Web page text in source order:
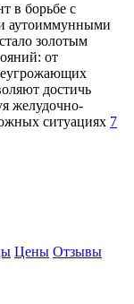
в борьбе с
аутоиммунными
золотым
от
достичь
желудочно-
ситуациях 7
Цены Отзывы